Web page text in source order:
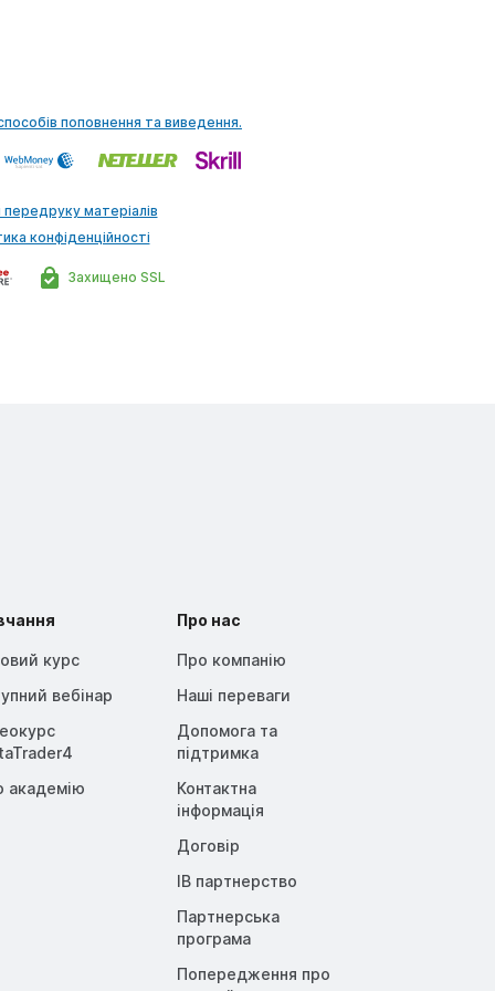
поповнення та виведення.
Захищено SSL
матеріалів
конфіденційності
курс
вебінар
академію
Про нас
Про компанію
Наші переваги
Допомога та
підтримка
Контактна
інформація
Договір
IB партнерство
Партнерська
програма
Попередження про